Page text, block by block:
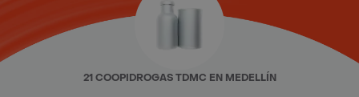
21 COOPIDROGAS TDMC EN MEDELLÍN